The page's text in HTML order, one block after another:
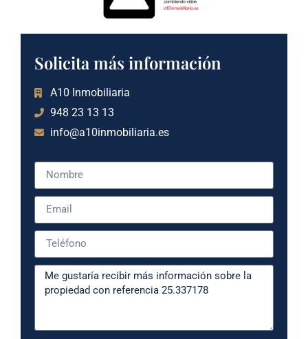
Solicita más información
A10 Inmobiliaria
948 23 13 13
info@a10inmobiliaria.es